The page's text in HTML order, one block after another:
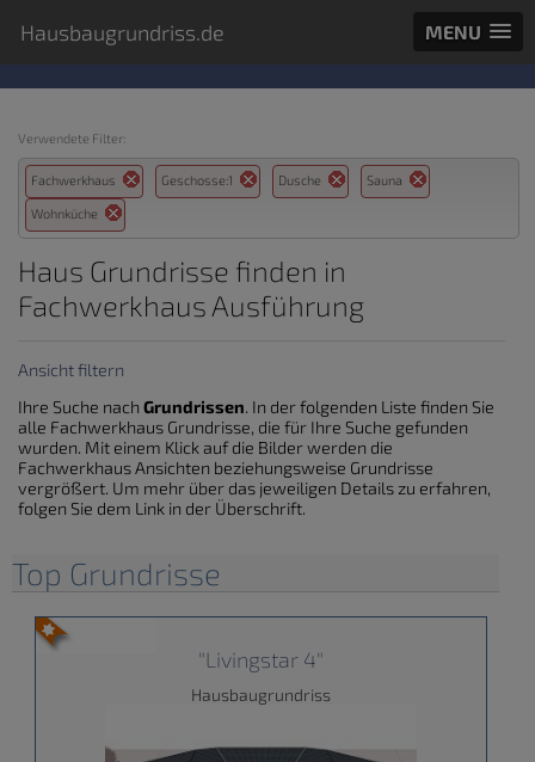
Hausbaugrundriss.de MENU
Verwendete Filter:
Fachwerkhaus Geschosse:1 Dusche Sauna
Wohnküche
Haus Grundrisse finden in
Fachwerkhaus Ausführung
Ansicht filtern
Ihre Suche nach Grundrissen. In der folgenden Liste finden Sie
alle Fachwerkhaus Grundrisse, die für Ihre Suche gefunden
wurden. Mit einem Klick auf die Bilder werden die
Fachwerkhaus Ansichten beziehungsweise Grundrisse
vergrößert. Um mehr über das jeweiligen Details zu erfahren,
folgen Sie dem Link in der Überschrift.
Top Grundrisse
"Livingstar 4"
Hausbaugrundriss